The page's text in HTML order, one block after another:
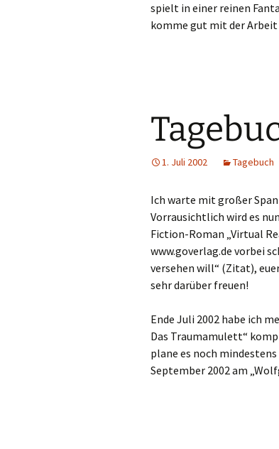
spielt in einer reinen
komme gut mit der Arbeit
1. Juli 2002 Tagebuch
Ich warte mit großer
Vorrausichtlich wird es
Fiction-Roman „Virtual
www.goverlag.de vorbei
versehen will“ (Zitat),
sehr darüber freuen!
Ende Juli 2002 habe ich
Das Traumamulett“
plane es noch
September 2002 am